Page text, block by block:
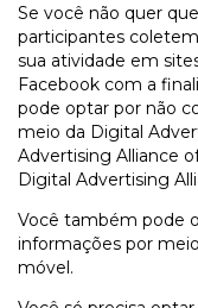
Se você não quer
participantes
sua atividade em
Facebook com a
pode optar por não
meio da Digital
Advertising Alliance
Digital Advertising
Você também pode
informações por
móvel.